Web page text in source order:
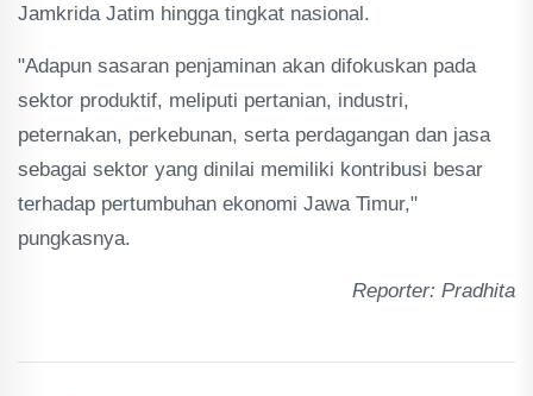
Jamkrida Jatim hingga tingkat nasional.
"Adapun sasaran penjaminan akan difokuskan pada
sektor produktif, meliputi pertanian, industri,
peternakan, perkebunan, serta perdagangan dan jasa
sebagai sektor yang dinilai memiliki kontribusi besar
terhadap pertumbuhan ekonomi Jawa Timur,"
pungkasnya.
Reporter: Pradhita